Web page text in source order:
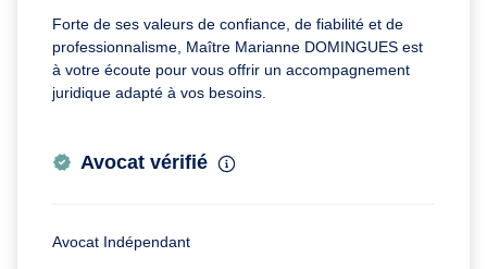
Forte de ses valeurs de confiance, de fiabilité et de
professionnalisme, Maître Marianne DOMINGUES est
à votre écoute pour vous offrir un accompagnement
juridique adapté à vos besoins.
Avocat vérifié
Avocat Indépendant